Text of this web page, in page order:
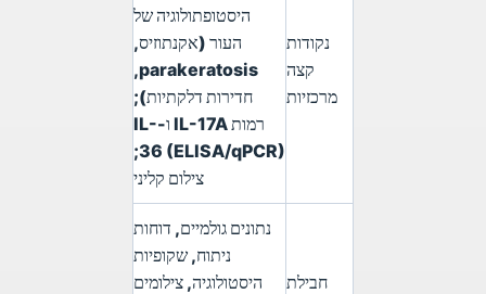
נקודות
קצה
מרכזיות
היסטופתולוגיה של
העור (אקנתוזיס,
parakeratosis,
חדירות דלקתיות);
רמות IL-17A ו-IL-
36 (ELISA/qPCR);
צילום קליני
חבילת
נתונים גולמיים, דוחות
ניתוח, שקופיות
היסטולוגיה, צילומים